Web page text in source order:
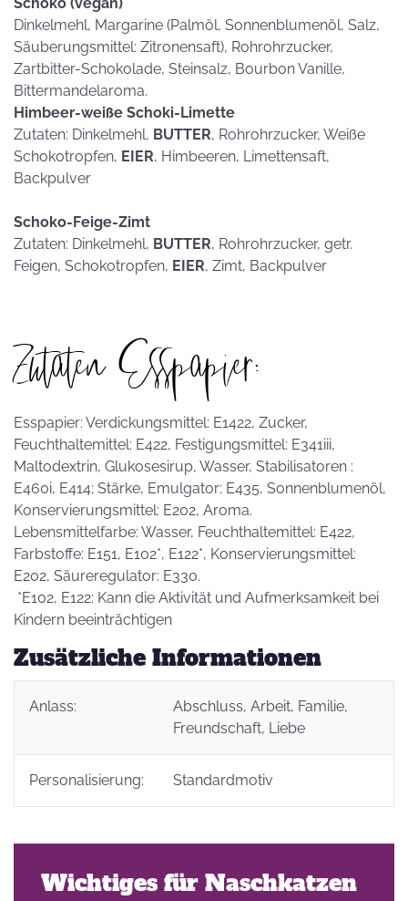
Dinkelmehl, Margarine (Palmöl, Sonnenblumenöl, Salz,
Säuberungsmittel: Zitronensaft), Rohrohrzucker,
Zartbitter-Schokolade, Steinsalz, Bourbon Vanille,
Bittermandelaroma.
Himbeer-weiße Schoki-Limette
Zutaten: Dinkelmehl, BUTTER, Rohrohrzucker, Weiße
Schokotropfen, EIER, Himbeeren, Limettensaft,
Backpulver
Schoko-Feige-Zimt
Zutaten: Dinkelmehl, BUTTER, Rohrohrzucker, getr.
Feigen, Schokotropfen, EIER, Zimt, Backpulver
Zutaten Esspapier:
Esspapier: Verdickungsmittel: E1422, Zucker,
Feuchthaltemittel: E422, Festigungsmittel: E341iii,
Maltodextrin, Glukosesirup, Wasser, Stabilisatoren :
E460i, E414; Stärke, Emulgator: E435, Sonnenblumenöl,
Konservierungsmittel: E202, Aroma.
Lebensmittelfarbe: Wasser, Feuchthaltemittel: E422,
Farbstoffe: E151, E102*, E122*, Konservierungsmittel:
E202, Säureregulator: E330.
*E102, E122: Kann die Aktivität und Aufmerksamkeit bei
Kindern beeinträchtigen
Zusätzliche Informationen
Anlass: Abschluss, Arbeit, Familie,
Freundschaft, Liebe
Personalisierung: Standardmotiv
Wichtiges für Naschkatzen